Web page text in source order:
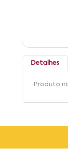
Detalhes
Produto